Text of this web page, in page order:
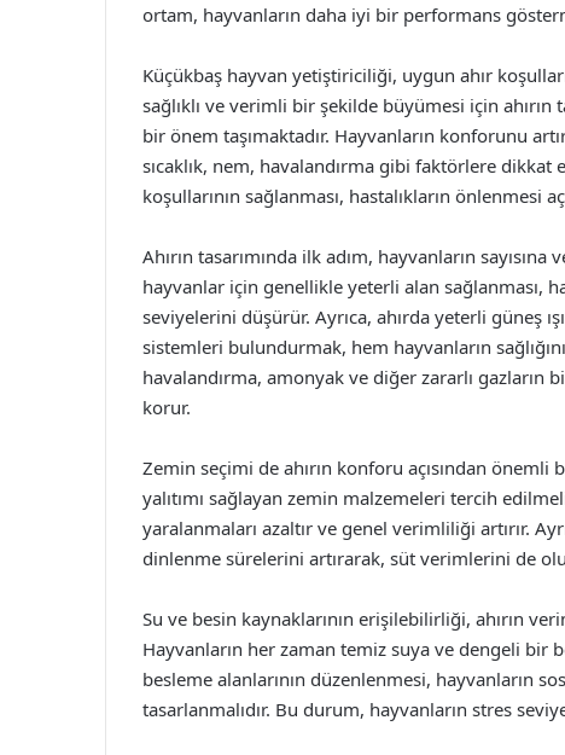
ortam, hayvanların daha iyi bir performans
Küçükbaş hayvan yetiştiriciliği, uygun ahır
sağlıklı ve verimli bir şekilde büyümesi için
bir önem taşımaktadır. Hayvanların konforunu
sıcaklık, nem, havalandırma gibi faktörlere dikkat
koşullarının sağlanması, hastalıkların önlenmesi
Ahırın tasarımında ilk adım, hayvanların
hayvanlar için genellikle yeterli alan sağlanması,
seviyelerini düşürür. Ayrıca, ahırda yeterli güneş
sistemleri bulundurmak, hem hayvanların
havalandırma, amonyak ve diğer zararlı gazların
korur.
Zemin seçimi de ahırın konforu açısından
yalıtımı sağlayan zemin malzemeleri tercih
yaralanmaları azaltır ve genel verimliliği artırır.
dinlenme sürelerini artırarak, süt verimlerini de
Su ve besin kaynaklarının erişilebilirliği, ahırın
Hayvanların her zaman temiz suya ve dengeli bir
besleme alanlarının düzenlenmesi, hayvanların
tasarlanmalıdır. Bu durum, hayvanların stres